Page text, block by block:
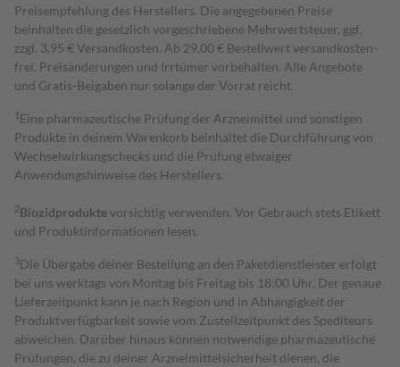
Preisempfehlung des Herstellers. Die angegebenen Preise
beinhalten die gesetzlich vorgeschriebene Mehrwertsteuer, ggf.
zzgl. 3,95 € Versandkosten. Ab 29,00 € Bestell­wert versand­kosten­
frei. Preisänderungen und Irrtümer vorbehalten. Alle Angebote
und Gratis-Beigaben nur solange der Vorrat reicht.
1 Eine pharmazeutische Prüfung der Arzneimittel und sonstigen
Produkte in deinem Warenkorb beinhaltet die Durchführung von
Wechselwirkungschecks und die Prüfung etwaiger
Anwendungshinweise des Herstellers.
2Biozidproduktevorsichtig verwenden. Vor Gebrauch stets Etikett
und Produktinformationen lesen.
3Die Übergabe deiner Bestellung an den Paketdienstleister erfolgt
bei uns werktags von Montag bis Freitag bis 18:00 Uhr. Der genaue
Lieferzeitpunkt kann je nach Region und in Abhängigkeit der
Produktverfügbarkeit sowie vom Zustellzeitpunkt des Spediteurs
abweichen. Darüber hinaus können notwendige pharmazeutische
Prüfungen, die zu deiner Arzneimittelsicherheit dienen, die